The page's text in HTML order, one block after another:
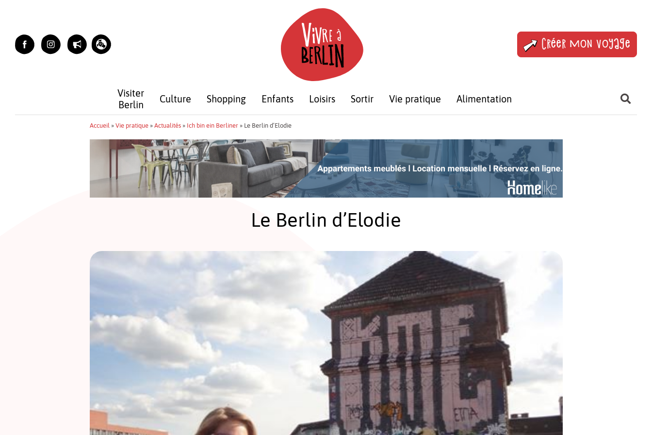
Créer mon voyage
Visiter
Berlin
Culture Shopping Enfants Loisirs Sortir Vie pratique Alimentation
Accueil » Vie pratique» Actualités» Ich bin ein Berliner» Le Berlin d’Elodie
Le Berlin d’Elodie